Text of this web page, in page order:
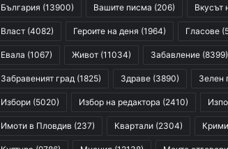
България (13900) Вашите писма (206) Вкусът
Власт (4082) Героите на деня (1964) Гласове
Евала (1067) Живот (11034) Забавление (8399)
Забравеният град (1825) Здраве (3890) Зелен
Избори (5020) Избор на редактора (2410)
Имоти в Пловдив (237) Квартали (2304)